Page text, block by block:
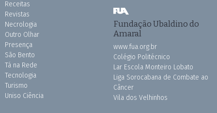
Receitas
Revistas
Necrologia
Outro Olhar
Presença
São Bento
Tá na Rede
Tecnologia
Turismo
Uniso Ciência
Fundação Ubaldino do
Amaral
www.fua.org.br
Colégio Politécnico
Lar Escola Monteiro Lobato
Liga Sorocabana de Combate ao
Câncer
Vila dos Velhinhos